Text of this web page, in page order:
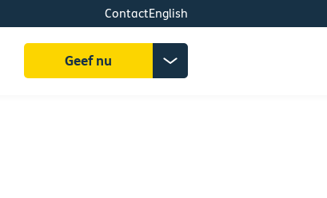
ContactEnglish
Geef nu
Donatiemenu
uitklappen